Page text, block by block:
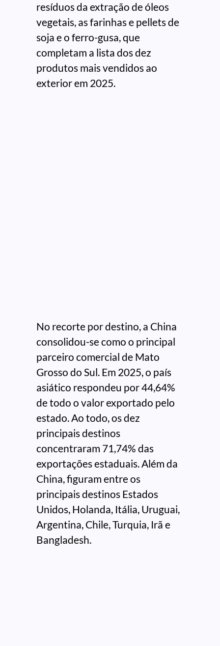
resíduos da extração de óleos
vegetais, as farinhas e pellets de
soja e o ferro-gusa, que
completam a lista dos dez
produtos mais vendidos ao
exterior em 2025.
No recorte por destino, a China
consolidou-se como o principal
parceiro comercial de Mato
Grosso do Sul. Em 2025, o país
asiático respondeu por 44,64%
de todo o valor exportado pelo
estado. Ao todo, os dez
principais destinos
concentraram 71,74% das
exportações estaduais. Além da
China, figuram entre os
principais destinos Estados
Unidos, Holanda, Itália, Uruguai,
Argentina, Chile, Turquia, Irã e
Bangladesh.